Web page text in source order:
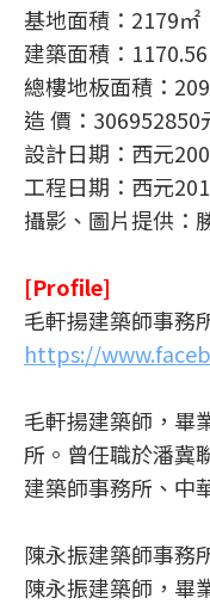
基地面積：2179㎡
建築面積：
總樓地板面積：
造 價：306952850
設計日期：西元
工程日期：西元
攝影、圖片提供：
[Profile]
毛軒揚建築師事務
https://
毛軒揚建築師，畢
所。曾任職於潘冀
建築師事務所、中
陳永振建築師事務
陳永振建築師，畢